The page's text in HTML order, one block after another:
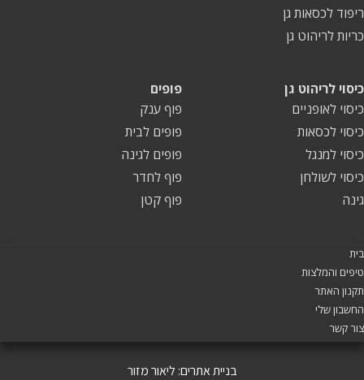
ריפוד לכסאות גן
כריות לריהוט גן
פופים
פוף ענק
פופים לבית
פופים לגינה
פוף לחדר
פוף קטן
כיסוי לריהוט גן
כיסוי לאופניים
כיסוי לכסאות
כיסוי למנגל
כיסוי לשולחן
גינה
בית
טיפים והמלצות
תקנון האתר
החשבון שלי
צור קשר
בניית אתרים: ליאור מזור